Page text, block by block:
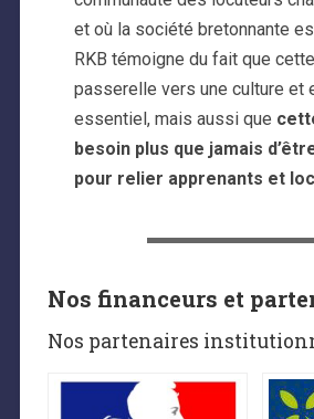
et où la société bretonnante
RKB témoigne du fait que
passerelle vers une culture et
essentiel, mais aussi que
besoin plus que jamais
pour relier apprenants et
Nos financeurs et
Nos partenaires